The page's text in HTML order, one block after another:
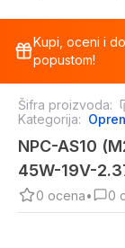
Kupi, oceni i
popustom!
Šifra proizvoda:
Kategorija:
NPC-AS10
45W-19V-
0 ocena• 0